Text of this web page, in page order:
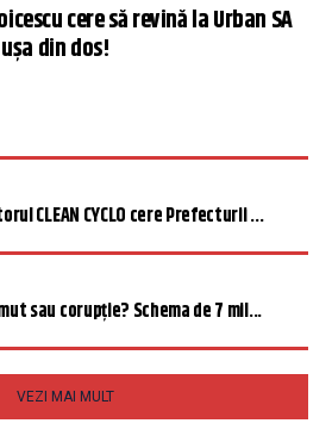
cere să revină la Urban SA
din dos!
CLEAN CYCLO cere Prefecturii ...
sau corupție? Schema de 7 mil...
VEZI MAI MULT